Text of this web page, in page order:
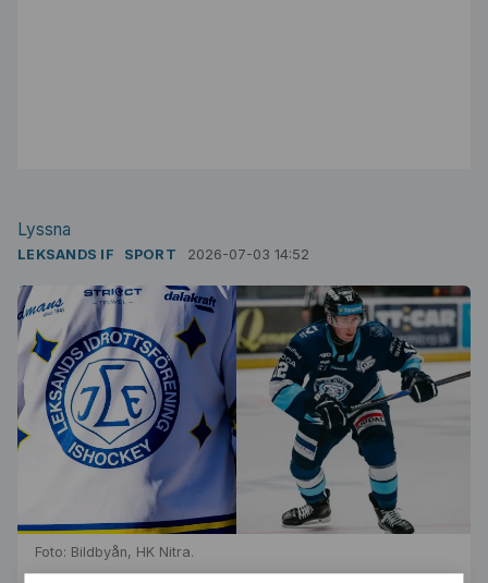
Lyssna
LEKSANDS IF SPORT 2026-07-03 14:52
Foto: Bildbyån, HK Nitra.